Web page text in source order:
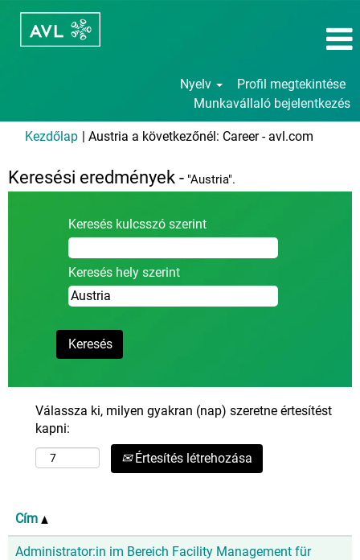
Nyelv
Profil megtekintése
Munkavállaló bejelentkezés
Kezdőlap | Austria a következőnél: Career - avl.com
Keresési eredmények - "Austria".
Keresés kulcsszó szerint
Keresés hely szerint
Válassza ki, milyen gyakran (nap) szeretne értesítést
kapni:
Értesítés létrehozása
Cím
Administrator:in im Bereich Facility Management für